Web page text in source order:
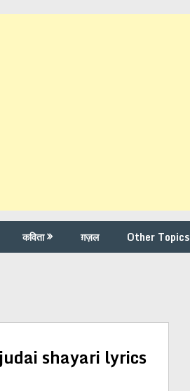
कविता ग़ज़ल Other Topics
judai shayari lyrics